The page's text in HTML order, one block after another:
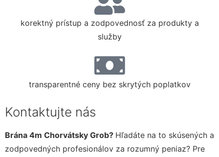
korektný prístup a zodpovednosť za produkty a
služby
transparentné ceny bez skrytých poplatkov
Kontaktujte nás
Brána 4m Chorvátsky Grob? Hľadáte na to skúsených a
zodpovedných profesionálov za rozumný peniaz? Pre